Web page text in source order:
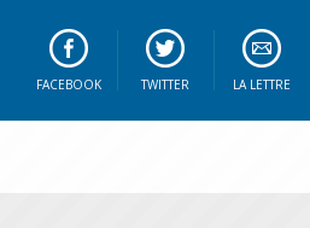
LA LETTRE
TWITTER
FACEBOOK